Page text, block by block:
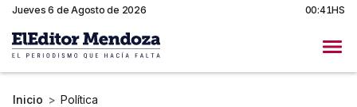
Jueves 6 de Agosto de 2026 00:41HS
Inicio > Política